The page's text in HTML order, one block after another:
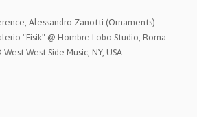
Alessandro Zanotti (Ornaments).
"Fisik" @ Hombre Lobo Studio, Roma.
West Side Music, NY, USA.